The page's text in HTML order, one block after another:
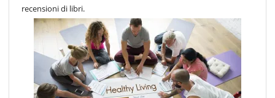
recensioni di libri.